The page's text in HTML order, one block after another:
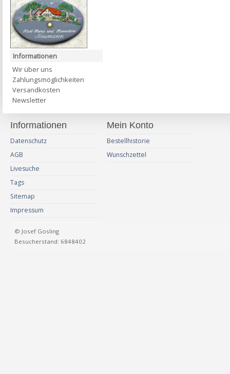
Informationen
Wir über uns
Zahlungsmöglichkeiten
Versandkosten
Newsletter
Informationen
Datenschutz
AGB
Livesuche
Tags
Sitemap
Impressum
Mein Konto
Bestellhistorie
Wunschzettel
© Josef Gosling
Besucherstand: 6848402